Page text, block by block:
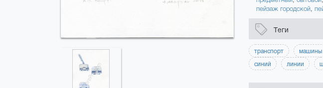
пейзаж городской,
Теги
транспорт машины
синий
линии